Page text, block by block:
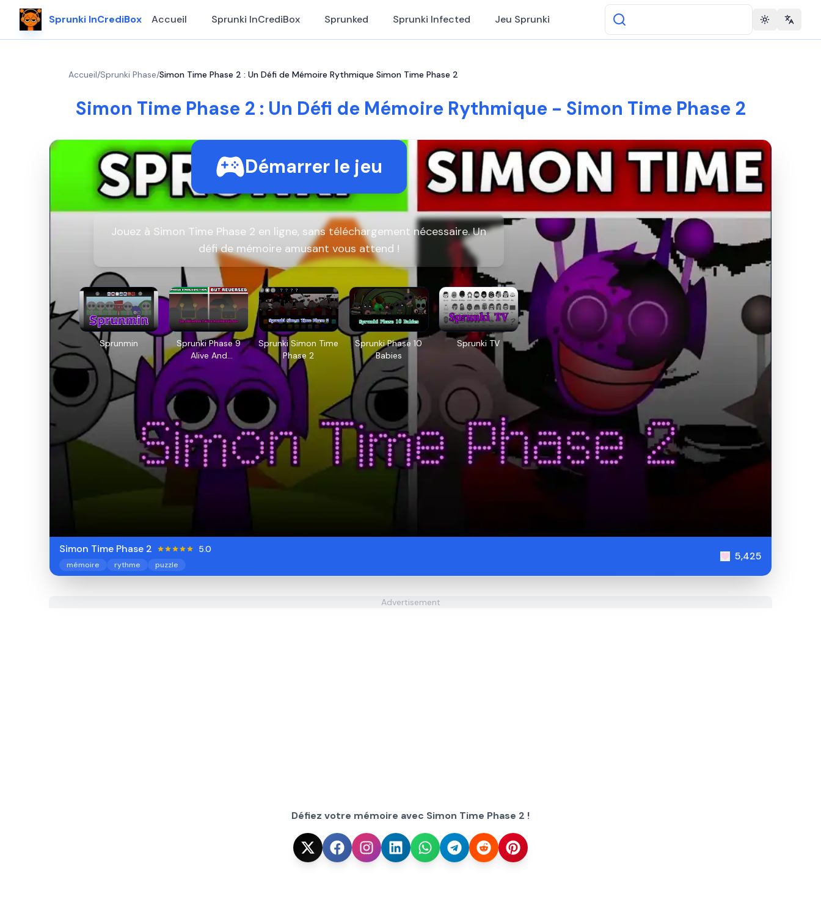
Sprunki InCrediBox Accueil Sprunki InCrediBox Sprunked Sprunki Infected Jeu Sprunki Toggle theme
Accueil/Sprunki Phase/Simon Time Phase 2 : Un Défi de Mémoire Rythmique Simon Time Phase 2
Simon Time Phase 2 : Un Défi de Mémoire Rythmique - Simon Time Phase 2
Démarrer le jeu
Jouez à Simon Time Phase 2 en ligne, sans téléchargement nécessaire. Un
défi de mémoire amusant vous attend !
Sprunmin
Sprunki Phase 9
Alive And
Malediction
Sprunki Simon Time
Phase 2
Sprunki Phase 10
Babies
Sprunki TV
Simon Time Phase 2 5.0
mémoire rythme puzzle
5,425
Advertisement
Défiez votre mémoire avec Simon Time Phase 2 !